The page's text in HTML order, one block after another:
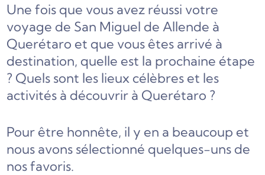
Une fois que vous avez réussi votre
voyage de San Miguel de Allende à
Querétaro et que vous êtes arrivé à
destination, quelle est la prochaine étape
? Quels sont les lieux célèbres et les
activités à découvrir à Querétaro ?
Pour être honnête, il y en a beaucoup et
nous avons sélectionné quelques-uns de
nos favoris.